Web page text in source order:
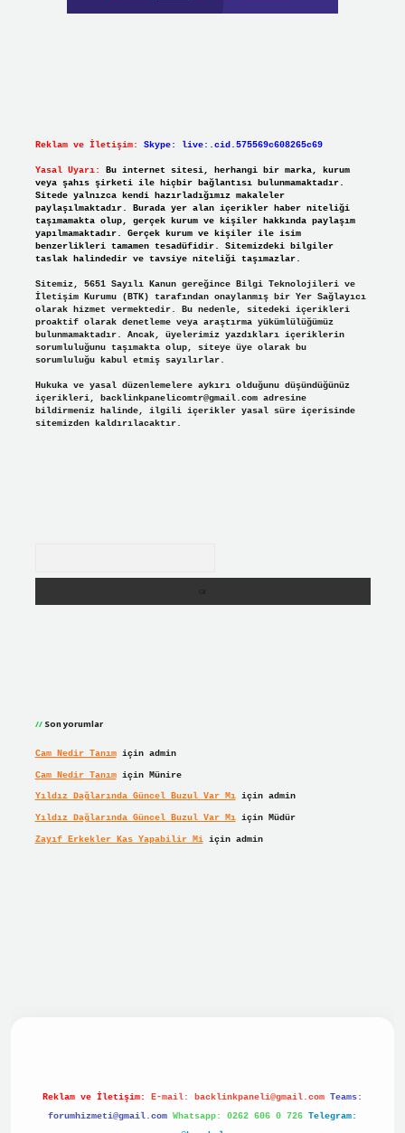
Reklam ve İletişim: Skype: live:.cid.575569c608265c69
Yasal Uyarı:
Bu internet sitesi, herhangi bir marka, kurum
veya şahıs şirketi ile hiçbir bağlantısı bulunmamaktadır.
Sitede yalnızca kendi hazırladığımız makaleler
paylaşılmaktadır. Burada yer alan içerikler haber niteliği
taşımamakta olup, gerçek kurum ve kişiler hakkında paylaşım
yapılmamaktadır. Gerçek kurum ve kişiler ile isim
benzerlikleri tamamen tesadüfidir. Sitemizdeki bilgiler
taslak halindedir ve tavsiye niteliği taşımazlar.
Sitemiz, 5651 Sayılı Kanun gereğince Bilgi Teknolojileri ve
İletişim Kurumu (BTK) tarafından onaylanmış bir Yer Sağlayıcı
olarak hizmet vermektedir. Bu nedenle, sitedeki içerikleri
proaktif olarak denetleme veya araştırma yükümlülüğümüz
bulunmamaktadır. Ancak, üyelerimiz yazdıkları içeriklerin
sorumluluğunu taşımakta olup, siteye üye olarak bu
sorumluluğu kabul etmiş sayılırlar.
Hukuka ve yasal düzenlemelere aykırı olduğunu düşündüğünüz
içerikleri, backlinkpanelicomtr@gmail.comadresine
bildirmeniz halinde, ilgili içerikler yasal süre içerisinde
sitemizden kaldırılacaktır.
Son yorumlar
Cam Nedir Tanımiçin admin
Cam Nedir Tanımiçin Münire
Yıldız Dağlarında Güncel Buzul Var Mıiçin admin
Yıldız Dağlarında Güncel Buzul Var Mıiçin Müdür
Zayıf Erkekler Kas Yapabilir Miiçin admin
Reklam ve İletişim: E-mail: backlinkpaneli@gmail.com Teams:
forumhizmeti@gmail.com Whatsapp: 0262 606 0 726 Telegram: